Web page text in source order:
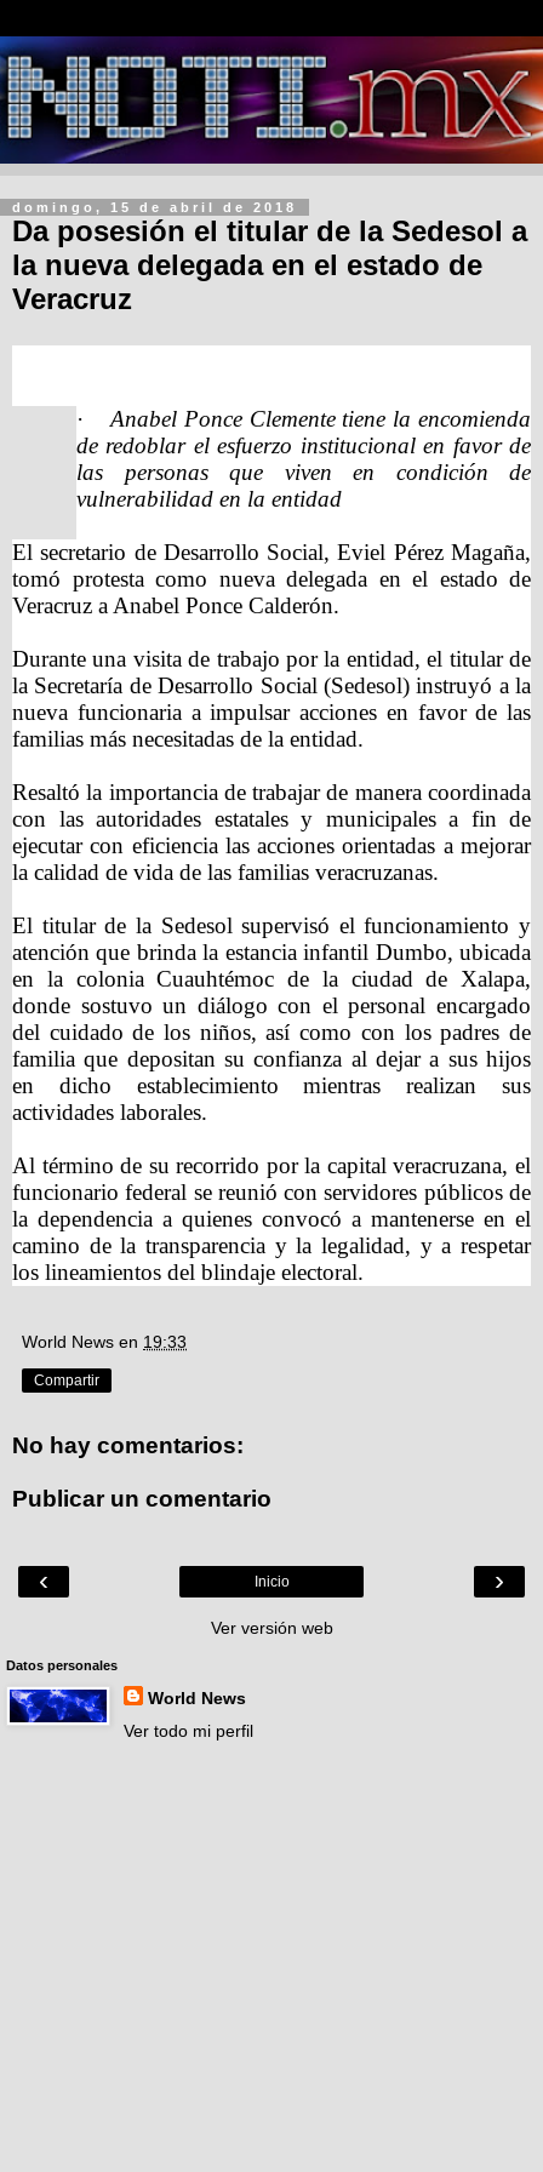
domingo, 15 de abril de 2018
Da posesión el titular de la Sedesol a
la nueva delegada en el estado de
Veracruz
·
Anabel Ponce Clemente tiene la encomienda
de redoblar el esfuerzo institucional en favor de
las personas que viven en condición de
vulnerabilidad en la entidad
El secretario de Desarrollo Social, Eviel Pérez Magaña,
tomó protesta como nueva delegada en el estado de
Veracruz a Anabel Ponce Calderón.
Durante una visita de trabajo por la entidad, el titular de
la Secretaría de Desarrollo Social (Sedesol) instruyó a la
nueva funcionaria a impulsar acciones en favor de las
familias más necesitadas de la entidad.
Resaltó la importancia de trabajar de manera coordinada
con las autoridades estatales y municipales a fin de
ejecutar con eficiencia las acciones orientadas a mejorar
la calidad de vida de las familias veracruzanas.
El titular de la Sedesol supervisó el funcionamiento y
atención que brinda la estancia infantil Dumbo, ubicada
en la colonia Cuauhtémoc de la ciudad de Xalapa,
donde sostuvo un diálogo con el personal encargado
del cuidado de los niños, así como con los padres de
familia que depositan su confianza al dejar a sus hijos
en dicho establecimiento mientras realizan sus
actividades laborales.
Al término de su recorrido por la capital veracruzana, el
funcionario federal se reunió con servidores públicos de
la dependencia a quienes convocó a mantenerse en el
camino de la transparencia y la legalidad, y a respetar
los lineamientos del blindaje electoral.
World News en 19:33
Compartir
No hay comentarios:
Publicar un comentario
‹ ›
Inicio
Ver versión web
Datos personales
World News
Ver todo mi perfil